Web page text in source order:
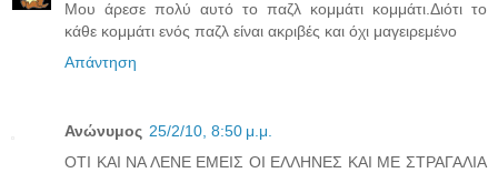
Μου άρεσε πολύ αυτό το παζλ κομμάτι κομμάτι.Διότι το
κάθε κομμάτι ενός παζλ είναι ακριβές και όχι μαγειρεμένο
Απάντηση
Ανώνυμος 25/2/10, 8:50 μ.μ.
ΟΤΙ ΚΑΙ ΝΑ ΛΕΝΕ ΕΜΕΙΣ ΟΙ ΕΛΛΗΝΕΣ ΚΑΙ ΜΕ ΣΤΡΑΓΑΛΙΑ